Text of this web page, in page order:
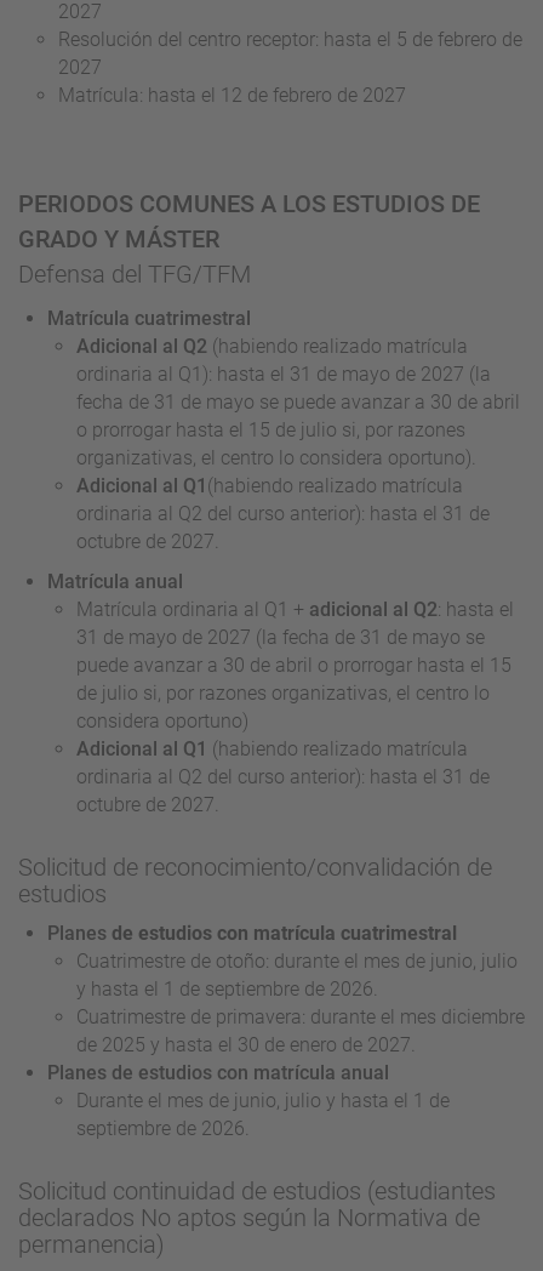
2027
Resolución del centro receptor: hasta el 5 de febrero de
2027
Matrícula: hasta el 12 de febrero de 2027
PERIODOS COMUNES A LOS ESTUDIOS DE
GRADO Y MÁSTER
Defensa del TFG/TFM
Matrícula cuatrimestral
Adicional al Q2 (habiendo realizado matrícula
ordinaria al Q1): hasta el 31 de mayo de 2027 (la
fecha de 31 de mayo se puede avanzar a 30 de abril
o prorrogar hasta el 15 de julio si, por razones
organizativas, el centro lo considera oportuno).
Adicional al Q1 (habiendo realizado matrícula
ordinaria al Q2 del curso anterior): hasta el 31 de
octubre de 2027.
Matrícula anual
Matrícula ordinaria al Q1 + adicional al Q2: hasta el
31 de mayo de 2027 (la fecha de 31 de mayo se
puede avanzar a 30 de abril o prorrogar hasta el 15
de julio si, por razones organizativas, el centro lo
considera oportuno)
Adicional al Q1 (habiendo realizado matrícula
ordinaria al Q2 del curso anterior): hasta el 31 de
octubre de 2027.
Solicitud de reconocimiento/convalidación de
estudios
Planes de estudios con matrícula cuatrimestral
Cuatrimestre de otoño: durante el mes de junio, julio
y hasta el 1 de septiembre de 2026.
Cuatrimestre de primavera: durante el mes diciembre
de 2025 y hasta el 30 de enero de 2027.
Planes de estudios con matrícula anual
Durante el mes de junio, julio y hasta el 1 de
septiembre de 2026.
Solicitud continuidad de estudios (estudiantes
declarados No aptos según la Normativa de
permanencia)